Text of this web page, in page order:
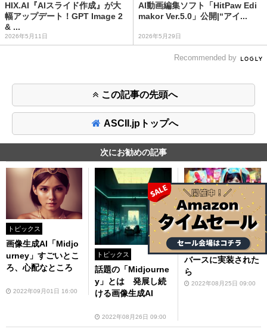
HIX.AI『AIスライド作成』が大
幅アップデート！GPT Image 2
& ...
2026年5月11日
AI動画編集ソフト「HitPaw Edi
makor Ver.5.0」公開|“アイ...
2026年5月29日
Recommended by
この記事の先頭へ
ASCII.jpトップへ
次にお勧めの記事
トピックス
画像生成AI「Midjo
urney」すごいとこ
ろ、心配なところ
2022年09月01日 16:00
トピックス
話題の「Midjourne
y」とは 発展し続
ける画像生成AI
2022年08月26日 09:00
トピックス
もし画像生成AI「Mi
djourney」がメタ
バースに実装された
ら
2022年08月25日 09:00